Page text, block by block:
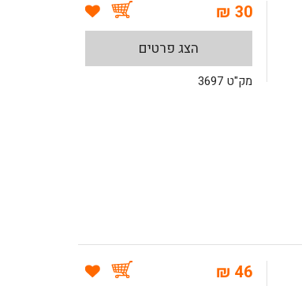
30 ₪
הצג פרטים
מק"ט 3697
46 ₪